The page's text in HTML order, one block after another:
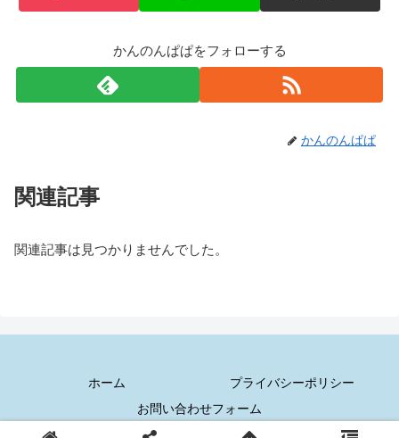
かんのんぱぱをフォローする
かんのんぱぱ
関連記事
関連記事は見つかりませんでした。
ホーム
プライバシーポリシー
お問い合わせフォーム